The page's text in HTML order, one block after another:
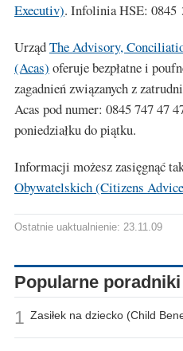
Executiv). Infolinia HSE: 0845
UrządThe Advisory,
(Acas) oferuje bezpłatne i
zagadnień związanych z
Acas pod numer: 0845 747 47
poniedziałku do piątku.
Informacji możesz zasięgnąć
Obywatelskich (Citizens
Ostatnie uaktualnienie: 23.11.09
Popularne poradniki
1 Zasiłek na dziecko (Child